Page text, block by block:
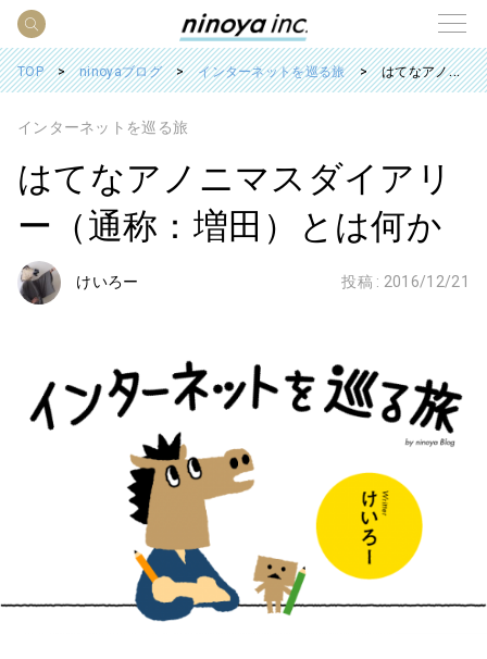
TOP ninoyaブログ インターネットを巡る旅 はてなアノニマスダイアリー（通称：増田）とは何か
インターネットを巡る旅
はてなアノニマスダイアリ
ー（通称：増田）とは何か
けいろー 投稿 : 2016/12/21